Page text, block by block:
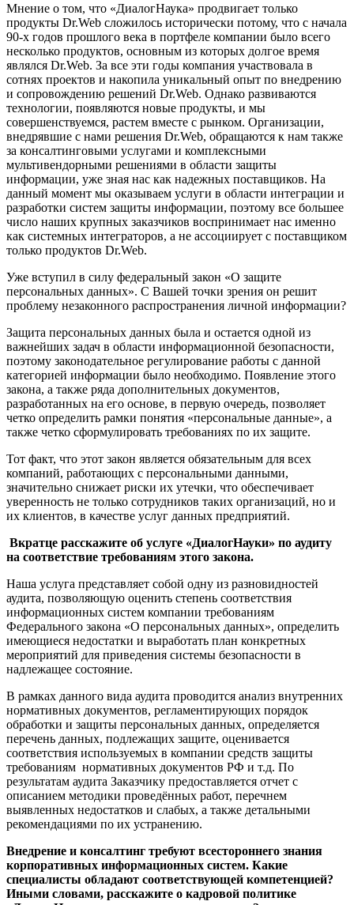
Мнение о том, что «ДиалогНаука» продвигает только
продукты Dr.Web сложилось исторически потому, что с начала
90-х годов прошлого века в портфеле компании было всего
несколько продуктов, основным из которых долгое время
являлся Dr.Web. За все эти годы компания участвовала в
сотнях проектов и накопила уникальный опыт по внедрению
и сопровождению решений Dr.Web. Однако развиваются
технологии, появляются новые продукты, и мы
совершенствуемся, растем вместе с рынком. Организации,
внедрявшие с нами решения Dr.Web, обращаются к нам также
за консалтинговыми услугами и комплексными
мультивендорными решениями в области защиты
информации, уже зная нас как надежных поставщиков. На
данный момент мы оказываем услуги в области интеграции и
разработки систем защиты информации, поэтому все большее
число наших крупных заказчиков воспринимает нас именно
как системных интеграторов, а не ассоциирует с поставщиком
только продуктов Dr.Web.
Уже вступил в силу федеральный закон «О защите
персональных данных». С Вашей точки зрения он решит
проблему незаконного распространения личной информации?
Защита персональных данных была и остается одной из
важнейших задач в области информационной безопасности,
поэтому законодательное регулирование работы с данной
категорией информации было необходимо. Появление этого
закона, а также ряда дополнительных документов,
разработанных на его основе, в первую очередь, позволяет
четко определить рамки понятия «персональные данные», а
также четко сформулировать требованиях по их защите.
Тот факт, что этот закон является обязательным для всех
компаний, работающих с персональными данными,
значительно снижает риски их утечки, что обеспечивает
уверенность не только сотрудников таких организаций, но и
их клиентов, в качестве услуг данных предприятий.
Вкратце расскажите об услуге «ДиалогНауки» по аудиту
на соответствие требованиям этого закона.
Наша услуга представляет собой одну из разновидностей
аудита, позволяющую оценить степень соответствия
информационных систем компании требованиям
Федерального закона «О персональных данных», определить
имеющиеся недостатки и выработать план конкретных
мероприятий для приведения системы безопасности в
надлежащее состояние.
В рамках данного вида аудита проводится анализ внутренних
нормативных документов, регламентирующих порядок
обработки и защиты персональных данных, определяется
перечень данных, подлежащих защите, оценивается
соответствия используемых в компании средств защиты
требованиям нормативных документов РФ и т.д. По
результатам аудита Заказчику предоставляется отчет с
описанием методики проведённых работ, перечнем
выявленных недостатков и слабых, а также детальными
рекомендациями по их устранению.
Внедрение и консалтинг требуют всестороннего знания
корпоративных информационных систем. Какие
специалисты обладают соответствующей компетенцией?
Иными словами, расскажите о кадровой политике